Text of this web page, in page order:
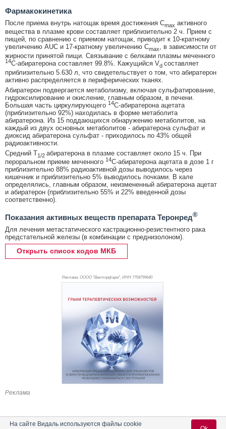
Фармакокинетика
После приема внутрь натощак время достижения Сmax активного
вещества в плазме крови составляет приблизительно 2 ч. Прием с
пищей, по сравнению с приемом натощак, приводит к 10-кратному
увеличению AUC и 17-кратному увеличению Сmax, в зависимости от
жирности принятой пищи. Связывание с белками плазмы меченного
14С-абиратерона составляет 99.8%. Кажущийся Vd составляет
приблизительно 5.630 л, что свидетельствует о том, что абиратерон
активно распределяется в периферических тканях.
Абиратерон подвергается метаболизму, включая сульфатирование,
гидроксилирование и окисление, главным образом, в печени.
Большая часть циркулирующего 14С-абиратерона ацетата
(приблизительно 92%) находилась в форме метаболита
абиратерона. Из 15 поддающихся обнаружению метаболитов, на
каждый из двух основных метаболитов - абиратерона сульфат и
диоксид абиратерона сульфат - приходилось по 43% общей
радиоактивности.
Средний T1/2 абиратерона в плазме составляет около 15 ч. При
пероральном приеме меченного 14С-абиратерона ацетата в дозе 1 г
приблизительно 88% радиоактивной дозы выводилось через
кишечник и приблизительно 5% выводилось почками. В кале
определялись, главным образом, неизмененный абиратерона ацетат
и абиратерон (приблизительно 55% и 22% введенной дозы
соответственно).
Показания активных веществ препарата Теронред®
Для лечения метастатического кастрационно-резистентного рака
предстательной железы (в комбинации с преднизолоном).
Открыть список кодов МКБ
Реклама. ОООО "Векторфарм", ИНН 7704799640
Реклама
На сайте Видаль используются файлы cookie